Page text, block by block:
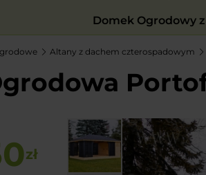
Domek Ogrodowy
Altany z dachem czterospadowym
zł